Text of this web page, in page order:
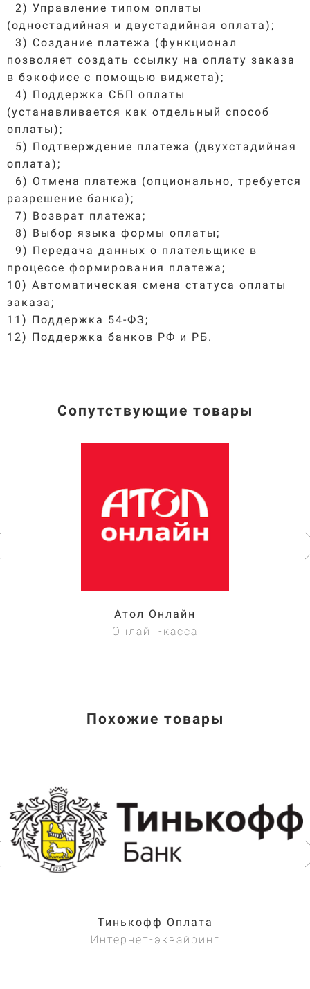
2) Управление типом оплаты
(одностадийная и двустадийная оплата);
3) Создание платежа (функционал
позволяет создать ссылку на оплату заказа
в бэкофисе с помощью виджета);
4) Поддержка СБП оплаты
(устанавливается как отдельный способ
оплаты);
5) Подтверждение платежа (двухстадийная
оплата);
6) Отмена платежа (опционально, требуется
разрешение банка);
7) Возврат платежа;
8) Выбор языка формы оплаты;
9) Передача данных о плательщике в
процессе формирования платежа;
10) Автоматическая смена статуса оплаты
заказа;
11) Поддержка 54-ФЗ;
12) Поддержка банков РФ и РБ.
Сопутствующие товары
Атол Онлайн
Онлайн-касса
Похожие товары
Тинькофф Оплата
Интернет-эквайринг